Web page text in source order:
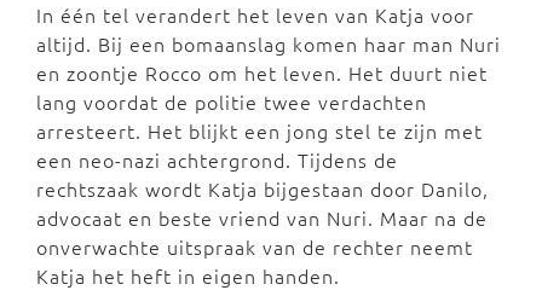
In één tel verandert het leven van Katja voor
altijd. Bij een bomaanslag komen haar man Nuri
en zoontje Rocco om het leven. Het duurt niet
lang voordat de politie twee verdachten
arresteert. Het blijkt een jong stel te zijn met
een neo-nazi achtergrond. Tijdens de
rechtszaak wordt Katja bijgestaan door Danilo,
advocaat en beste vriend van Nuri. Maar na de
onverwachte uitspraak van de rechter neemt
Katja het heft in eigen handen.